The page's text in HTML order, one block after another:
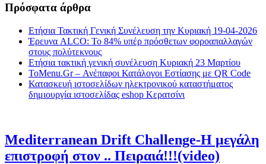
Πρόσφατα άρθρα
Ετήσια Τακτική Γενική Συνέλευση την Κυριακή 19-04-2026
Έρευνα ALCO: Το 84% υπέρ πρόσθετων φοροαπαλλαγών
στους πολύτεκνους
Ετήσια τακτική γενική συνέλευση Κυριακή 23 Μαρτίου
ToMenu.Gr – Ανέπαφοι Κατάλογοι Εστίασης με QR Code
Κατασκευή ιστοσελίδων ηλεκτρονικού καταστήματος
δημιουργία ιστοσελίδας eshop Κερατσίνι
Mediterranean Drift Challenge-Η μεγάλη
επιστροφή στον .. Πειραιά!!!(video)